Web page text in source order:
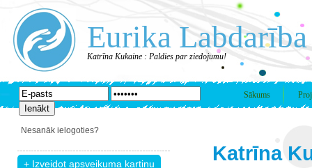
Eurika Labdarība
Katrīna Kukaine : Paldies par ziedojumu!
Sākums
Nesanāk ielogoties?
Katrīna